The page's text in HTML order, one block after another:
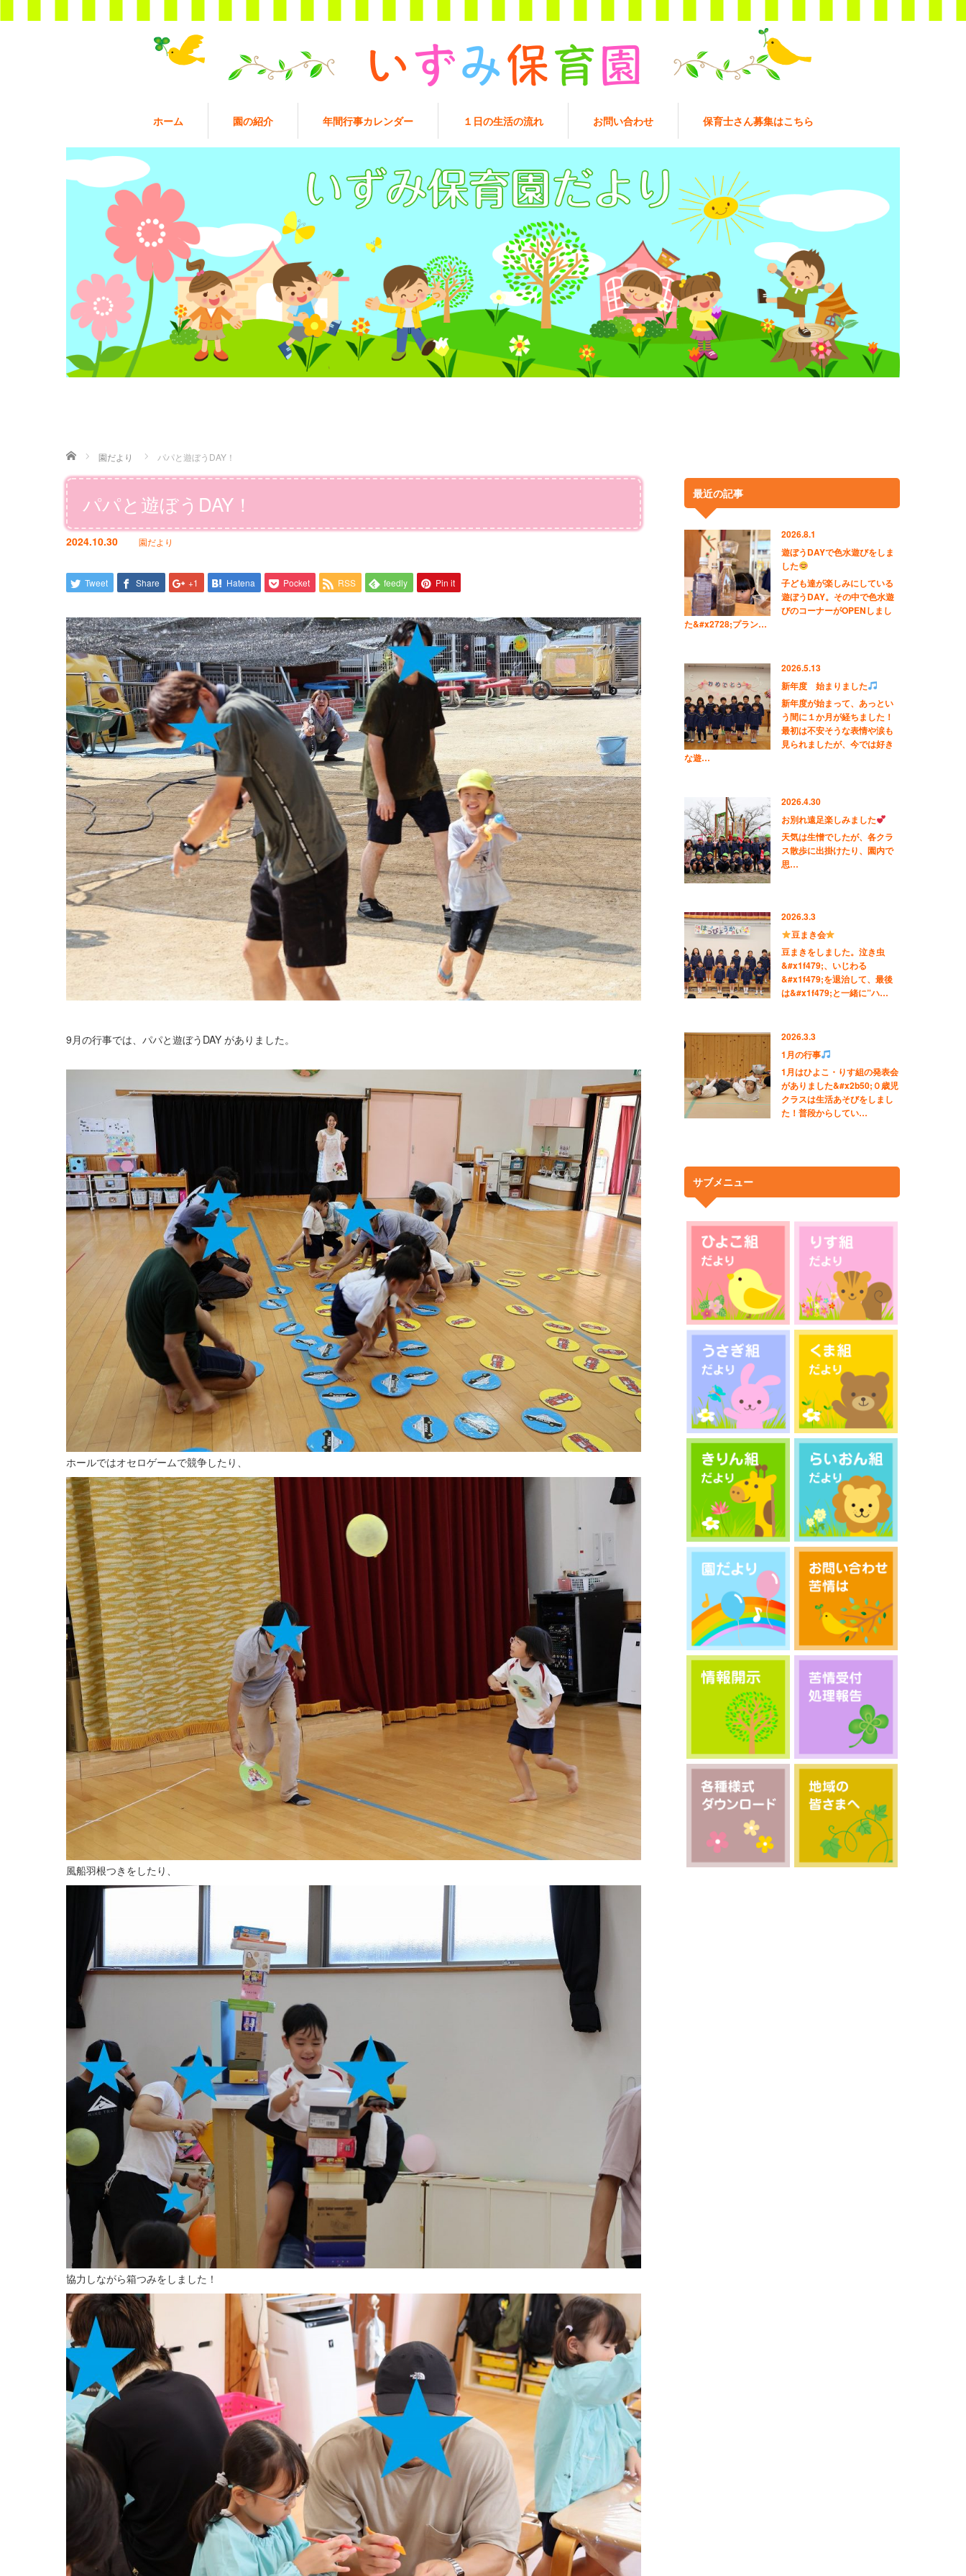
ホーム 園の紹介 年間行事カレンダー １日の生活の流れ お問い合わせ 保育士さん募集はこちら
ホーム 園だより パパと遊ぼうDAY！
パパと遊ぼうDAY！
2024.10.30 園だより
Tweet Share +1 Hatena Pocket RSS feedly Pin it
9月の行事では、パパと遊ぼうDAY がありました。
ホールではオセロゲームで競争したり、
風船羽根つきをしたり、
協力しながら箱つみをしました！
最近の記事
2026.8.1
遊ぼうDAYで色水遊びをしま
した
子ども達が楽しみにしている
遊ぼうDAY。その中で色水遊
びのコーナーがOPENしまし
た&#x2728;プラン…
2026.5.13
新年度 始まりました
新年度が始まって、あっとい
う間に１か月が経ちました！
最初は不安そうな表情や涙も
見られましたが、今では好き
な遊…
2026.4.30
お別れ遠足楽しみました
天気は生憎でしたが、各クラ
ス散歩に出掛けたり、園内で
思…
2026.3.3
豆まき会
豆まきをしました。泣き虫
&#x1f479;、いじわる
&#x1f479;を退治して、最後
は&#x1f479;と一緒に”ハ…
2026.3.3
1月の行事
1月はひよこ・りす組の発表会
がありました&#x2b50;０歳児
クラスは生活あそびをしまし
た！普段からしてい…
サブメニュー